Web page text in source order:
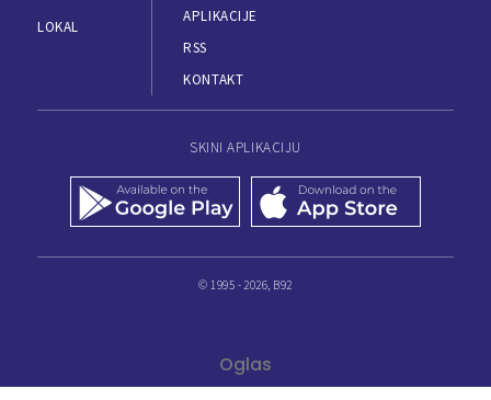
LOKAL
APLIKACIJE
RSS
KONTAKT
SKINI APLIKACIJU
© 1995 - 2026, B92